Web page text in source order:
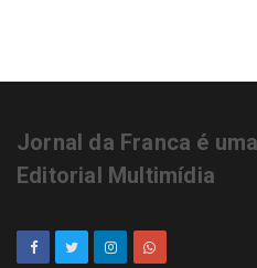
Jornal da Franca é
Editorial Multimídia